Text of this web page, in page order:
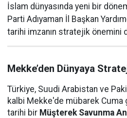
İslam dünyasında yeni bir
Parti Adıyaman İl Başkan
tarihi imzanın stratejik önemini
Mekke’den Dünyaya
Türkiye, Suudi Arabistan ve
kalbi Mekke'de mübarek Cuma
tarihi bir Müşterek Savunma